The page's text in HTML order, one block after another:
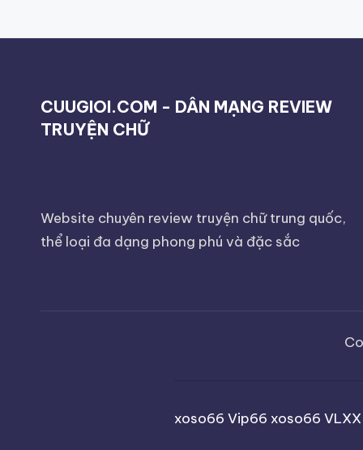
CUUGIOI.COM - DÂN MẠNG REVIEW
TRUYỆN CHỮ
Website chuyên review truyện chữ trung quốc,
thể loại đa dạng phong phú và đặc sắc
xoso66 Vip66 xoso66 VLXX